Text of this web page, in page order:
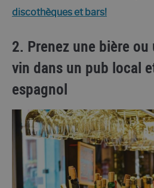
discothèques et bars!
2. Prenez une bière
vin dans un pub local
espagnol